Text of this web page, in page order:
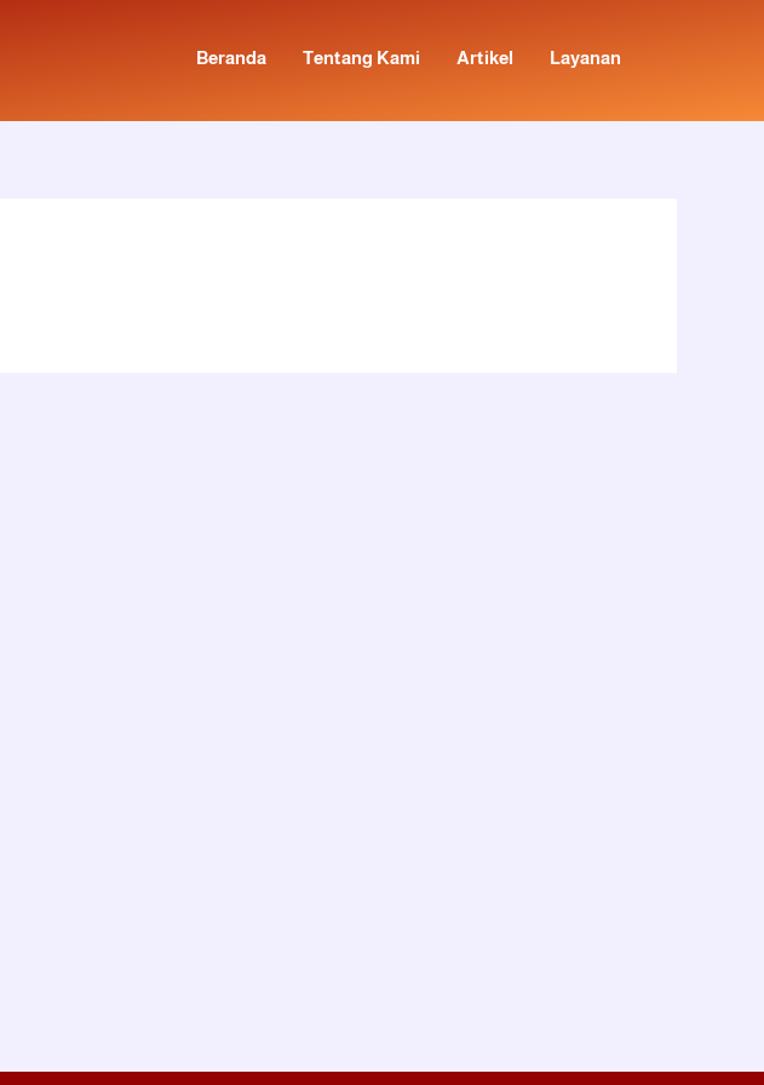
Beranda Tentang Kami Artikel Layanan